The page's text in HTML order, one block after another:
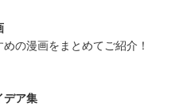
の漫画をまとめてご紹介！
デア集